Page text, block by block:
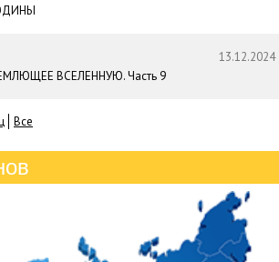
13.12.2024
ВСЕЛЕННУЮ. Часть 9
Все